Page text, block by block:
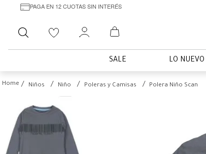
PAGA EN 12 CUOTAS SIN INTERÉS
Buscar
SALE LO NUEVO
Niños Niño Poleras y Camisas Polera Niño Scan